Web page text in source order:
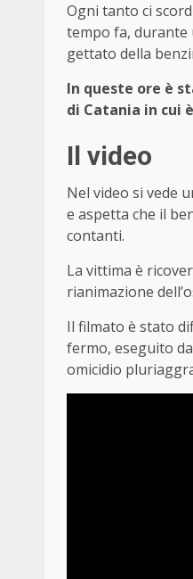
Ogni tanto ci
tempo fa, durante
gettato della
In queste ore è
di Catania in cui
Il video
Nel video si vede
e aspetta che il
contanti.
La vittima è
rianimazione
Il filmato è stato
fermo, eseguito
omicidio